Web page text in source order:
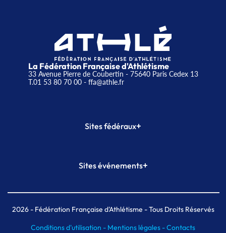
La Fédération Française d'Athlétisme
33 Avenue Pierre de Coubertin - 75640 Paris Cedex 13
T.01 53 80 70 00- ffa@athle.fr
Sites fédéraux+
Plateforme Formation
Sites événements+
Meeting de Paris indoor
MAIF Ekiden de Paris
2026- Fédération Française d'Athlétisme - Tous Droits Réservés
Conditions d'utilisation - Mentions légales -Contacts